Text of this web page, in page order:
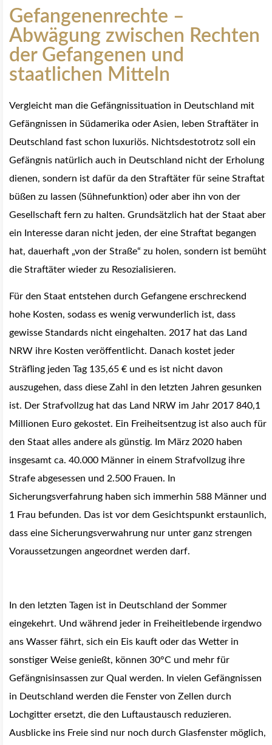
Gefangenenrechte –
Abwägung zwischen Rechten
der Gefangenen und
staatlichen Mitteln
Vergleicht man die Gefängnissituation in Deutschland mit
Gefängnissen in Südamerika oder Asien, leben Straftäter in
Deutschland fast schon luxuriös. Nichtsdestotrotz soll ein
Gefängnis natürlich auch in Deutschland nicht der Erholung
dienen, sondern ist dafür da den Straftäter für seine Straftat
büßen zu lassen (Sühnefunktion) oder aber ihn von der
Gesellschaft fern zu halten. Grundsätzlich hat der Staat aber
ein Interesse daran nicht jeden, der eine Straftat begangen
hat, dauerhaft „von der Straße“ zu holen, sondern ist bemüht
die Straftäter wieder zu Resozialisieren.
Für den Staat entstehen durch Gefangene erschreckend
hohe Kosten, sodass es wenig verwunderlich ist, dass
gewisse Standards nicht eingehalten. 2017 hat das Land
NRW ihre Kosten veröffentlicht. Danach kostet jeder
Sträfling jeden Tag 135,65 € und es ist nicht davon
auszugehen, dass diese Zahl in den letzten Jahren gesunken
ist. Der Strafvollzug hat das Land NRW im Jahr 2017 840,1
Millionen Euro gekostet. Ein Freiheitsentzug ist also auch für
den Staat alles andere als günstig. Im März 2020 haben
insgesamt ca. 40.000 Männer in einem Strafvollzug ihre
Strafe abgesessen und 2.500 Frauen. In
Sicherungsverfahrung haben sich immerhin 588 Männer und
1 Frau befunden. Das ist vor dem Gesichtspunkt erstaunlich,
dass eine Sicherungsverwahrung nur unter ganz strengen
Voraussetzungen angeordnet werden darf.
In den letzten Tagen ist in Deutschland der Sommer
eingekehrt. Und während jeder in Freiheitlebende irgendwo
ans Wasser fährt, sich ein Eis kauft oder das Wetter in
sonstiger Weise genießt, können 30°C und mehr für
Gefängnisinsassen zur Qual werden. In vielen Gefängnissen
in Deutschland werden die Fenster von Zellen durch
Lochgitter ersetzt, die den Luftaustausch reduzieren.
Ausblicke ins Freie sind nur noch durch Glasfenster möglich,